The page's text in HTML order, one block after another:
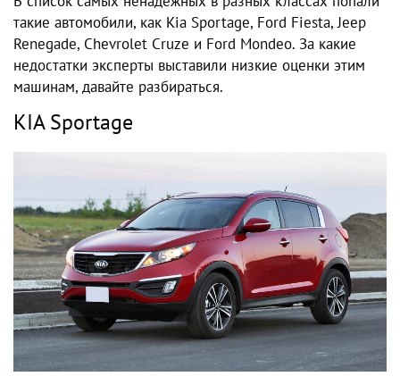
такие автомобили, как Kia Sportage, Ford Fiesta, Jeep
Renegade, Chevrolet Cruze и Ford Mondeo. За какие
недостатки эксперты выставили низкие оценки этим
машинам, давайте разбираться.
KIA Sportage